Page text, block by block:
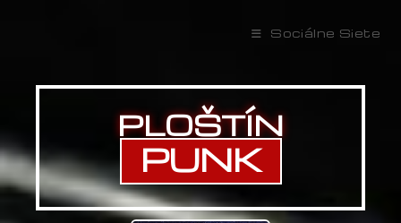
Sociálne Siete
PLOŠTÍN
PUNK